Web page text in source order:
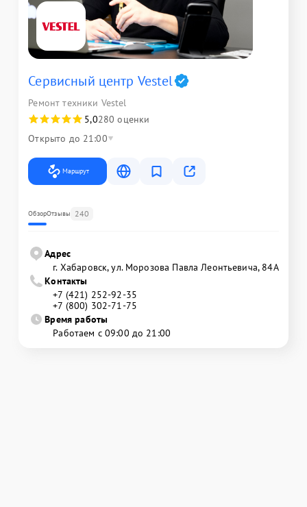
Сервисный центр Vestel
Ремонт техники Vestel
5,0280 оценки
Открыто до 21:00
Маршрут
ОбзорОтзывы 240
Адрес
г. Хабаровск, ул. Морозова Павла Леонтьевича, 84А
Контакты
+7 (421) 252-92-35
+7 (800) 302-71-75
Время работы
Работаем с 09:00 до 21:00